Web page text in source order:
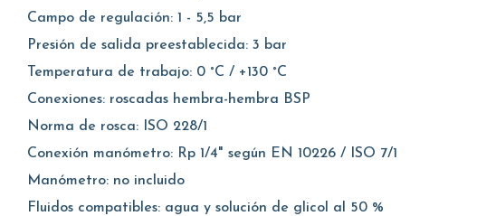
Campo de regulación: 1 - 5,5 bar
Presión de salida preestablecida: 3 bar
Temperatura de trabajo: 0 °C / +130 °C
Conexiones: roscadas hembra-hembra BSP
Norma de rosca: ISO 228/1
Conexión manómetro: Rp 1/4" según EN 10226 / ISO 7/1
Manómetro: no incluido
Fluidos compatibles: agua y solución de glicol al 50 %